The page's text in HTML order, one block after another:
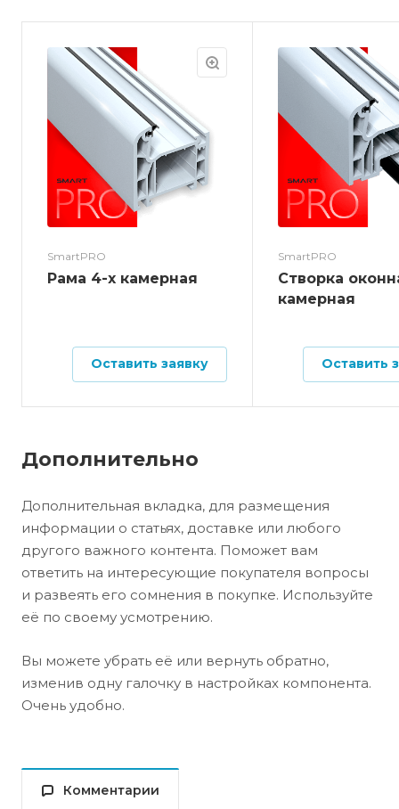
SmartPRO
Рама 4-х камерная
Оставить заявку
SmartPRO
Створка
камерная
Оставить
Дополнительно
Дополнительная вкладка, для размещения
информации о статьях, доставке или любого
другого важного контента. Поможет вам
ответить на интересующие покупателя вопросы
и развеять его сомнения в покупке. Используйте
её по своему усмотрению.
Вы можете убрать её или вернуть обратно,
изменив одну галочку в настройках компонента.
Очень удобно.
Комментарии